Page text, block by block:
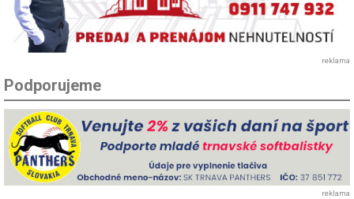
reklama
Podporujeme
reklama